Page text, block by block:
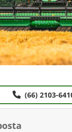
(66) 2103-